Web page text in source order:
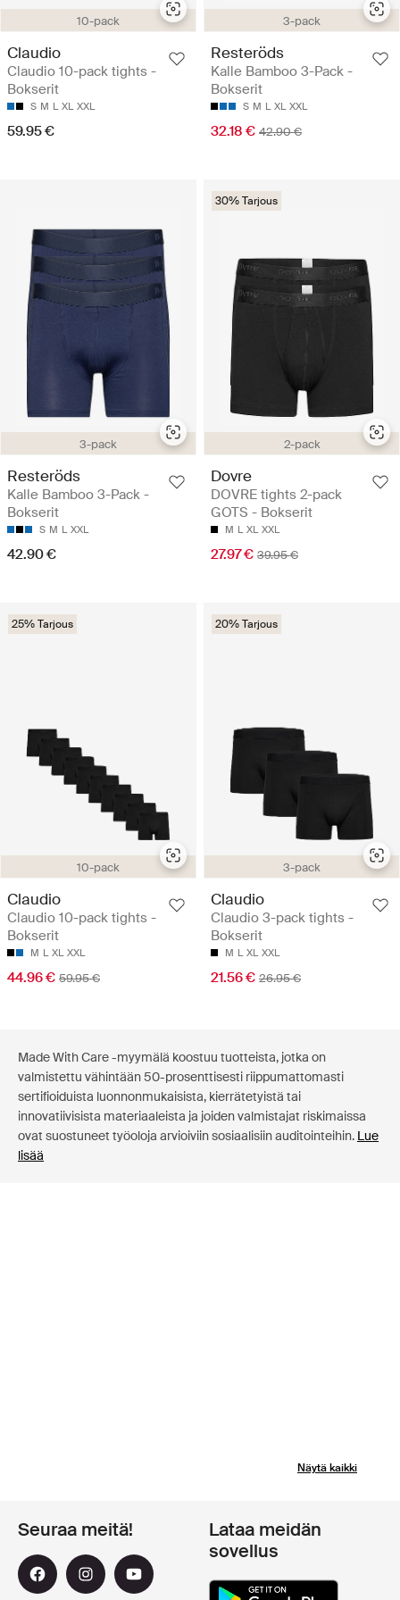
10-pack
Claudio
Claudio 10-pack tights -
Bokserit
S M L XL XXL
59.95 €
3-pack
Resteröds
Kalle Bamboo 3-Pack -
Bokserit
S M L XL XXL
32.18 € 42.90 €
3-pack
Resteröds
Kalle Bamboo 3-Pack -
Bokserit
S M L XXL
42.90 €
2-pack
30% Tarjous
Dovre
DOVRE tights 2-pack
GOTS - Bokserit
M L XL XXL
27.97 € 39.95 €
10-pack
25% Tarjous
Claudio
Claudio 10-pack tights -
Bokserit
M L XL XXL
44.96 € 59.95 €
3-pack
20% Tarjous
Claudio
Claudio 3-pack tights -
Bokserit
M L XL XXL
21.56 € 26.95 €
Made With Care -myymälä koostuu tuotteista, jotka on
valmistettu vähintään 50-prosenttisesti riippumattomasti
sertifioiduista luonnonmukaisista, kierrätetyistä tai
innovatiivisista materiaaleista ja joiden valmistajat riskimaissa
ovat suostuneet työoloja arvioiviin sosiaalisiin auditointeihin. Lue
lisää
Näytä kaikki
Seuraa meitä!
Lataa meidän
sovellus